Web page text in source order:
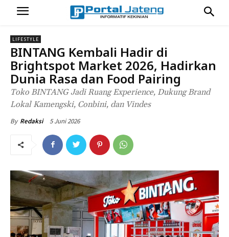
LIFESTYLE
BINTANG Kembali Hadir di
Brightspot Market 2026, Hadirkan
Dunia Rasa dan Food Pairing
Toko BINTANG Jadi Ruang Experience, Dukung Brand
Lokal Kamengski, Conbini, dan Vindes
By Redaksi 5 Juni 2026